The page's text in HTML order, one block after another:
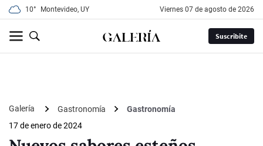
10° Montevideo, UY viernes 07 de agosto de 2026
Suscribite
Galería Gastronomía
Gastronomía
17 de enero de 2024